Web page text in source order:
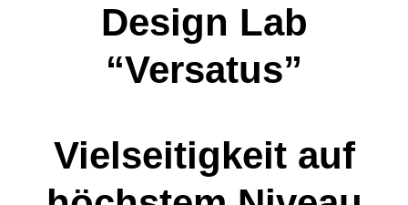
Design Lab
“Versatus”
Vielseitigkeit auf